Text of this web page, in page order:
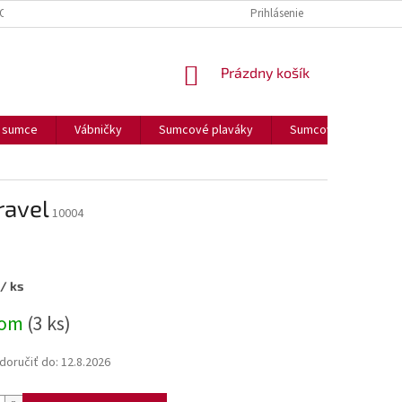
O COOKIES FORMULÁR NA ODSTÚPENIE OD ZMLUVY
Prihlásenie
NÁKUPNÝ
Prázdny košík
Vábničky Sumcové plaváky Sumcové olova
10004
/ ks
(3 ks)
do: 12.8.2026